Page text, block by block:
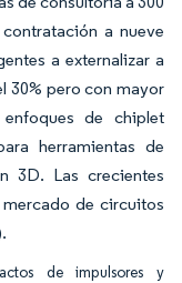
a nueve
a externalizar a
30% pero con mayor
de chiplet
herramientas de
3D. Las crecientes
de circuitos
de impulsores y